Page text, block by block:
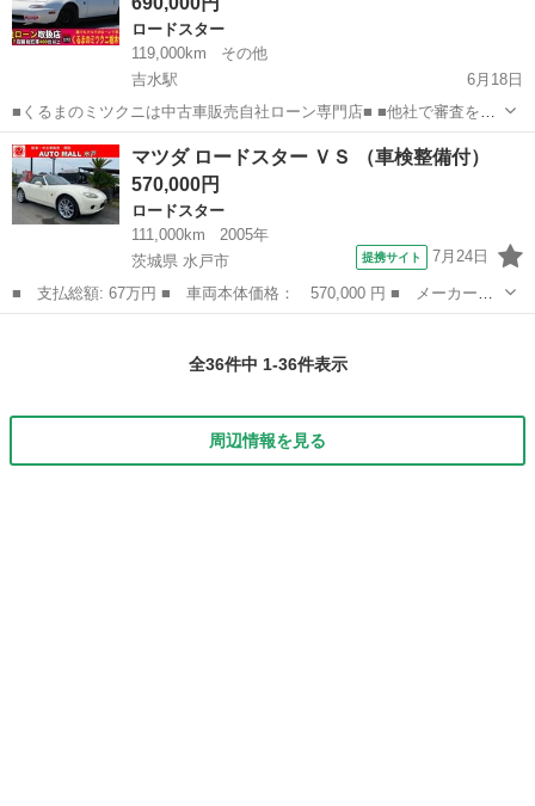
ロードスター
119,000km
その他
吉水駅
6月18日
■くるまのミツクニは中古車販売自社ローン専門店■ ■他社で審査を断
わられた方でもＯＫ！お気軽にご相談下さい■ ■審査が不安な方はお電
話にて仮審査も行っております（0283-61-0808）■ ■金利は０％！...
栃木 佐野市 吉水駅 ロードスター ミツクニ
マツダ ロードスター ＶＳ （車検整備付）
570,000円
ロードスター
111,000km
2005年
茨城県 水戸市
提携サイト 7月24日
■ 支払総額: 67万円 ■ 車両本体価格： 570,000 円 ■ メーカー
名： マツダ ■ 車種名： ロードスター ■ グレード名： ＶＳ
全36件中 1-36件表示
周辺情報を見る